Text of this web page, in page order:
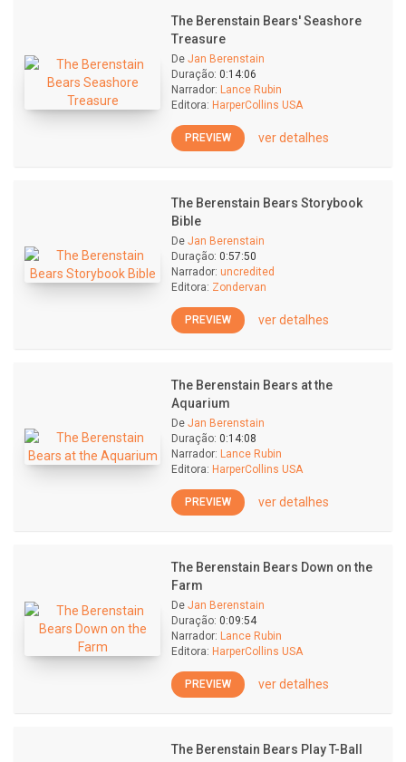
The Berenstain Bears' Seashore
Treasure
De Jan Berenstain
Duração: 0:14:06
Narrador: Lance Rubin
Editora: HarperCollins USA
PREVIEW ver detalhes
The Berenstain Bears Storybook
Bible
De Jan Berenstain
Duração: 0:57:50
Narrador: uncredited
Editora: Zondervan
PREVIEW ver detalhes
The Berenstain Bears at the
Aquarium
De Jan Berenstain
Duração: 0:14:08
Narrador: Lance Rubin
Editora: HarperCollins USA
PREVIEW ver detalhes
The Berenstain Bears Down on the
Farm
De Jan Berenstain
Duração: 0:09:54
Narrador: Lance Rubin
Editora: HarperCollins USA
PREVIEW ver detalhes
The Berenstain Bears Play T-Ball